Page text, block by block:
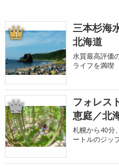
1
三本杉海
北海道
水質最高評価
ライフを満喫
2
フォレス
恵庭／北
札幌から40分
ートルのジッ